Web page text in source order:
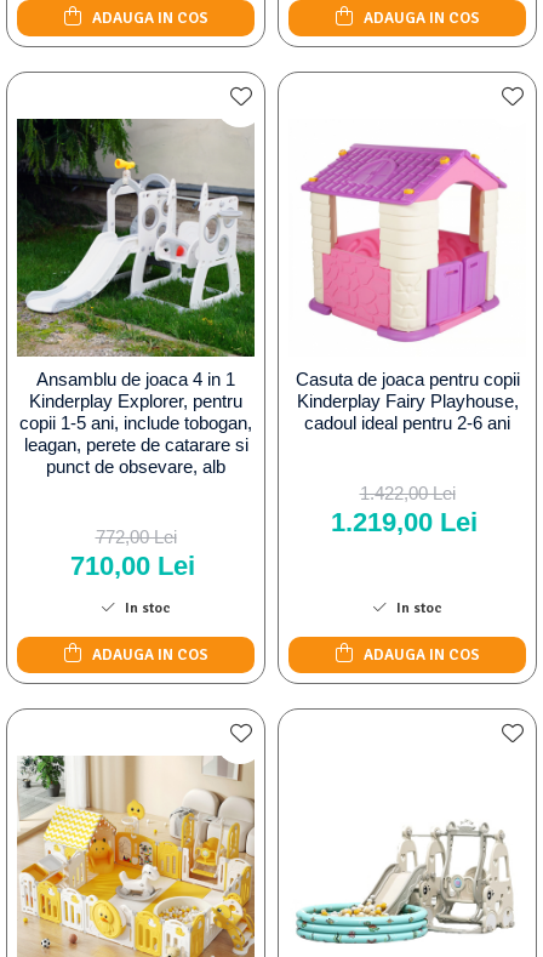
ADAUGA IN COS ADAUGA IN COS
Ansamblu de joaca 4 in 1
Kinderplay Explorer, pentru
copii 1-5 ani, include tobogan,
leagan, perete de catarare si
punct de obsevare, alb
772,00 Lei
710,00 Lei
In stoc
ADAUGA IN COS
Casuta de joaca pentru copii
Kinderplay Fairy Playhouse,
cadoul ideal pentru 2-6 ani
1.422,00 Lei
1.219,00 Lei
In stoc
ADAUGA IN COS